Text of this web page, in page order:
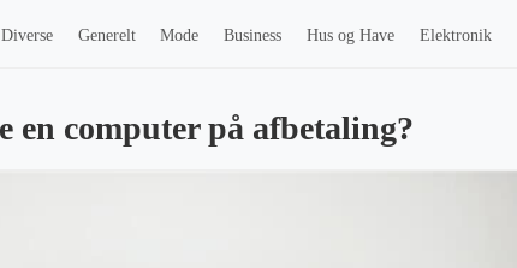
Diverse Generelt Mode Business Hus og Have Elektronik
en computer på afbetaling?